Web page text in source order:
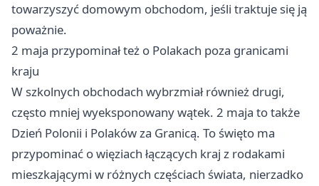
towarzyszyć domowym obchodom, jeśli traktuje się ją
poważnie.
2 maja przypominał też o Polakach poza granicami
kraju
W szkolnych obchodach wybrzmiał również drugi,
często mniej wyeksponowany wątek. 2 maja to także
Dzień Polonii i Polaków za Granicą. To święto ma
przypominać o więziach łączących kraj z rodakami
mieszkającymi w różnych częściach świata, nierzadko